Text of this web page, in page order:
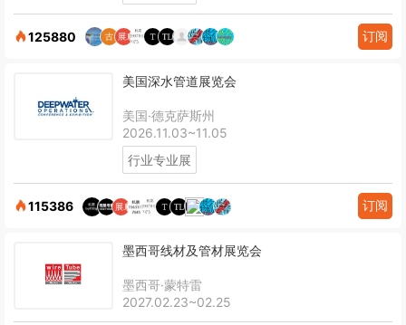
125880 订阅
美国深水管道展览会
美国·德克萨斯州
2026.11.03~11.05
行业专业展
115386 订阅
墨西哥线材及管材展览会
墨西哥·蒙特雷
2027.02.23~02.25